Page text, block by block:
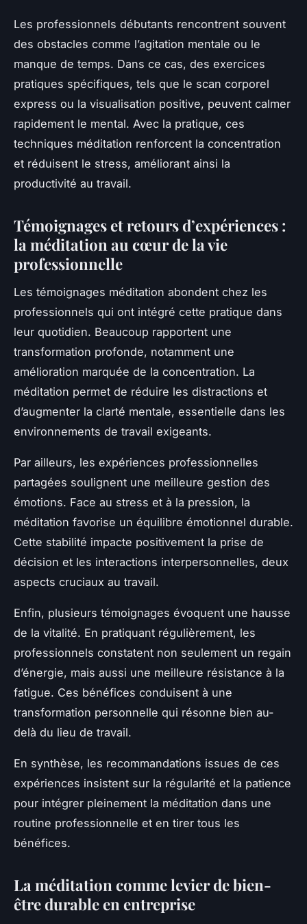
Les professionnels débutants rencontrent souvent
des obstacles comme l’agitation mentale ou le
manque de temps. Dans ce cas, des exercices
pratiques spécifiques, tels que le scan corporel
express ou la visualisation positive, peuvent calmer
rapidement le mental. Avec la pratique, ces
techniques méditation renforcent la concentration
et réduisent le stress, améliorant ainsi la
productivité au travail.
Témoignages et retours d’expériences :
la méditation au cœur de la vie
professionnelle
Les témoignages méditation abondent chez les
professionnels qui ont intégré cette pratique dans
leur quotidien. Beaucoup rapportent une
transformation profonde, notamment une
amélioration marquée de la concentration. La
méditation permet de réduire les distractions et
d’augmenter la clarté mentale, essentielle dans les
environnements de travail exigeants.
Par ailleurs, les expériences professionnelles
partagées soulignent une meilleure gestion des
émotions. Face au stress et à la pression, la
méditation favorise un équilibre émotionnel durable.
Cette stabilité impacte positivement la prise de
décision et les interactions interpersonnelles, deux
aspects cruciaux au travail.
Enfin, plusieurs témoignages évoquent une hausse
de la vitalité. En pratiquant régulièrement, les
professionnels constatent non seulement un regain
d’énergie, mais aussi une meilleure résistance à la
fatigue. Ces bénéfices conduisent à une
transformation personnelle qui résonne bien au-
delà du lieu de travail.
En synthèse, les recommandations issues de ces
expériences insistent sur la régularité et la patience
pour intégrer pleinement la méditation dans une
routine professionnelle et en tirer tous les
bénéfices.
La méditation comme levier de bien-
être durable en entreprise